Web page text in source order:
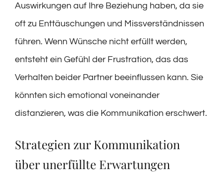
Auswirkungen auf Ihre Beziehung haben, da sie
oft zu Enttäuschungen und Missverständnissen
führen. Wenn Wünsche nicht erfüllt werden,
entsteht ein Gefühl der Frustration, das das
Verhalten beider Partner beeinflussen kann. Sie
könnten sich emotional voneinander
distanzieren, was die Kommunikation erschwert.
Strategien zur Kommunikation
über unerfüllte Erwartungen